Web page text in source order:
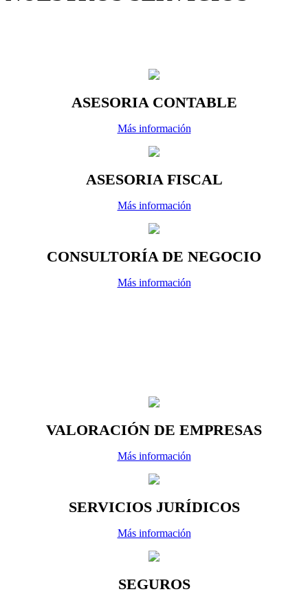
ASESORIA CONTABLE
Más información
ASESORIA FISCAL
Más información
CONSULTORÍA DE NEGOCIO
Más información
VALORACIÓN DE EMPRESAS
Más información
SERVICIOS JURÍDICOS
Más información
SEGUROS